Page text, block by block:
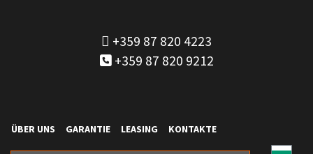
+359 87 820 4223
+359 87 820 9212
ÜBER UNS GARANTIE LEASING KONTAKTE